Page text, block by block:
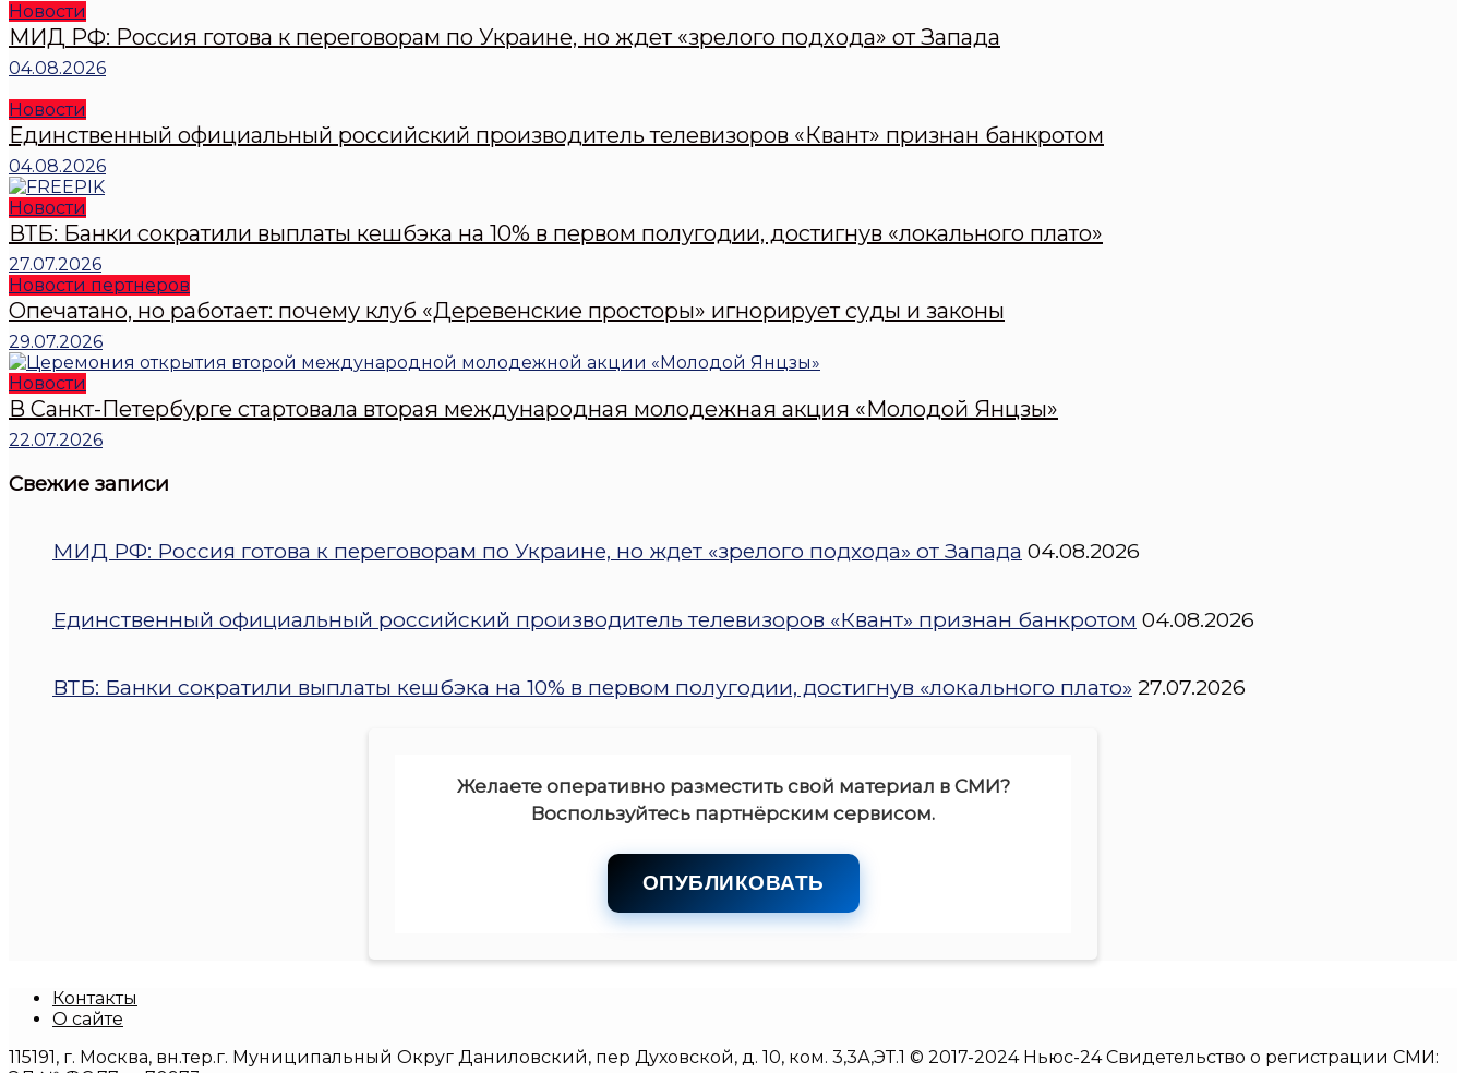
Новости
МИД РФ: Россия готова к переговорам по Украине, но ждет «зрелого подхода» от Запада
04.08.2026
Новости
Единственный официальный российский производитель телевизоров «Квант» признан банкротом
04.08.2026
Новости
ВТБ: Банки сократили выплаты кешбэка на 10% в первом полугодии, достигнув «локального плато»
27.07.2026
Новости пертнеров
Опечатано, но работает: почему клуб «Деревенские просторы» игнорирует суды и законы
29.07.2026
Новости
В Санкт-Петербурге стартовала вторая международная молодежная акция «Молодой Янцзы»
22.07.2026
Свежие записи
МИД РФ: Россия готова к переговорам по Украине, но ждет «зрелого подхода» от Запада 04.08.2026
Единственный официальный российский производитель телевизоров «Квант» признан банкротом 04.08.2026
ВТБ: Банки сократили выплаты кешбэка на 10% в первом полугодии, достигнув «локального плато» 27.07.2026
Желаете оперативно разместить свой материал в СМИ?
Воспользуйтесь партнёрским сервисом.
ОПУБЛИКОВАТЬ
Контакты
О сайте
115191, г. Москва, вн.тер.г. Муниципальный Округ Даниловский, пер Духовской, д. 10, ком. 3,3А,ЭТ.1 © 2017-2024 Ньюс-24 Свидетельство о регистрации СМИ: